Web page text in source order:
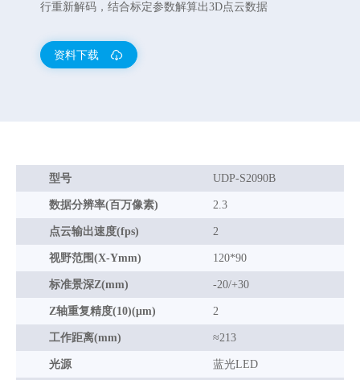
行重新解码，结合标定参数解算出3D点云数据
资料下载
型号 UDP-S2090B
数据分辨率(百万像素) 2.3
点云输出速度(fps) 2
视野范围(X-Ymm) 120*90
标准景深Z(mm) -20/+30
Z轴重复精度(10)(μm) 2
工作距离(mm) ≈213
光源 蓝光LED